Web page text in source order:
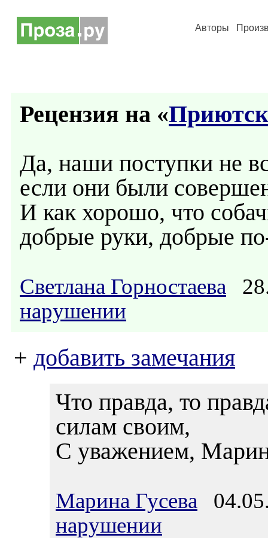
Авторы
Рецензия на «
Да, наши поступки не
если они были
И как хорошо, что
добрые руки, добрые
Светлана Горностаева
нарушении
+ добавить замечания
Что правда, то
силам своим,
С уважением,
Марина Гусева
нарушении